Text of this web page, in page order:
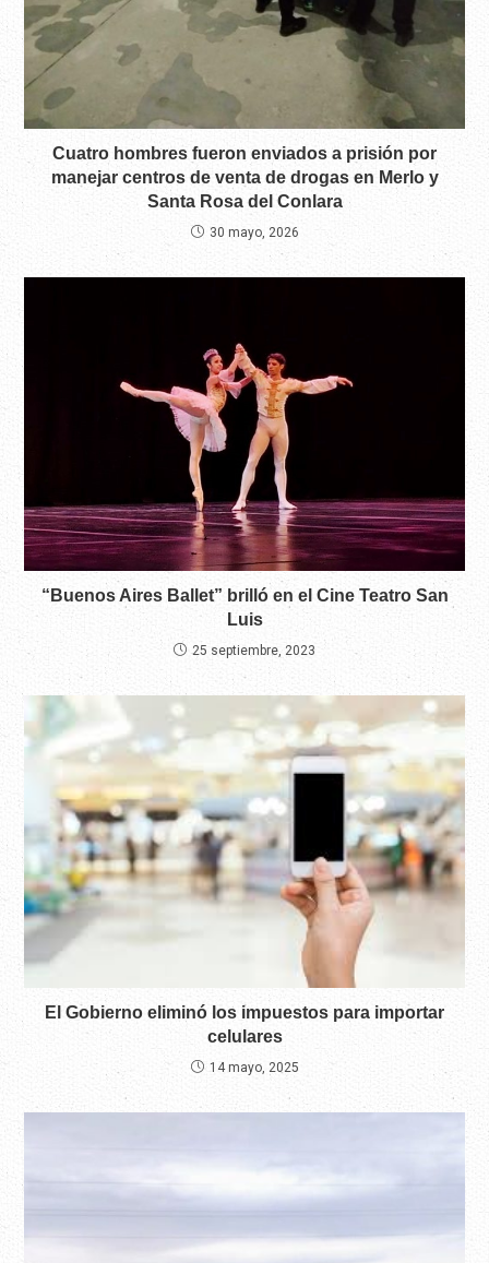
Cuatro hombres fueron enviados a prisión por
manejar centros de venta de drogas en Merlo y
Santa Rosa del Conlara
30 mayo, 2026
“Buenos Aires Ballet” brilló en el Cine Teatro San
Luis
25 septiembre, 2023
El Gobierno eliminó los impuestos para importar
celulares
14 mayo, 2025